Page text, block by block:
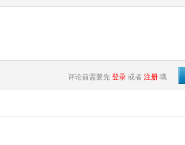
评论前需要先 登录 或者 注册 哦